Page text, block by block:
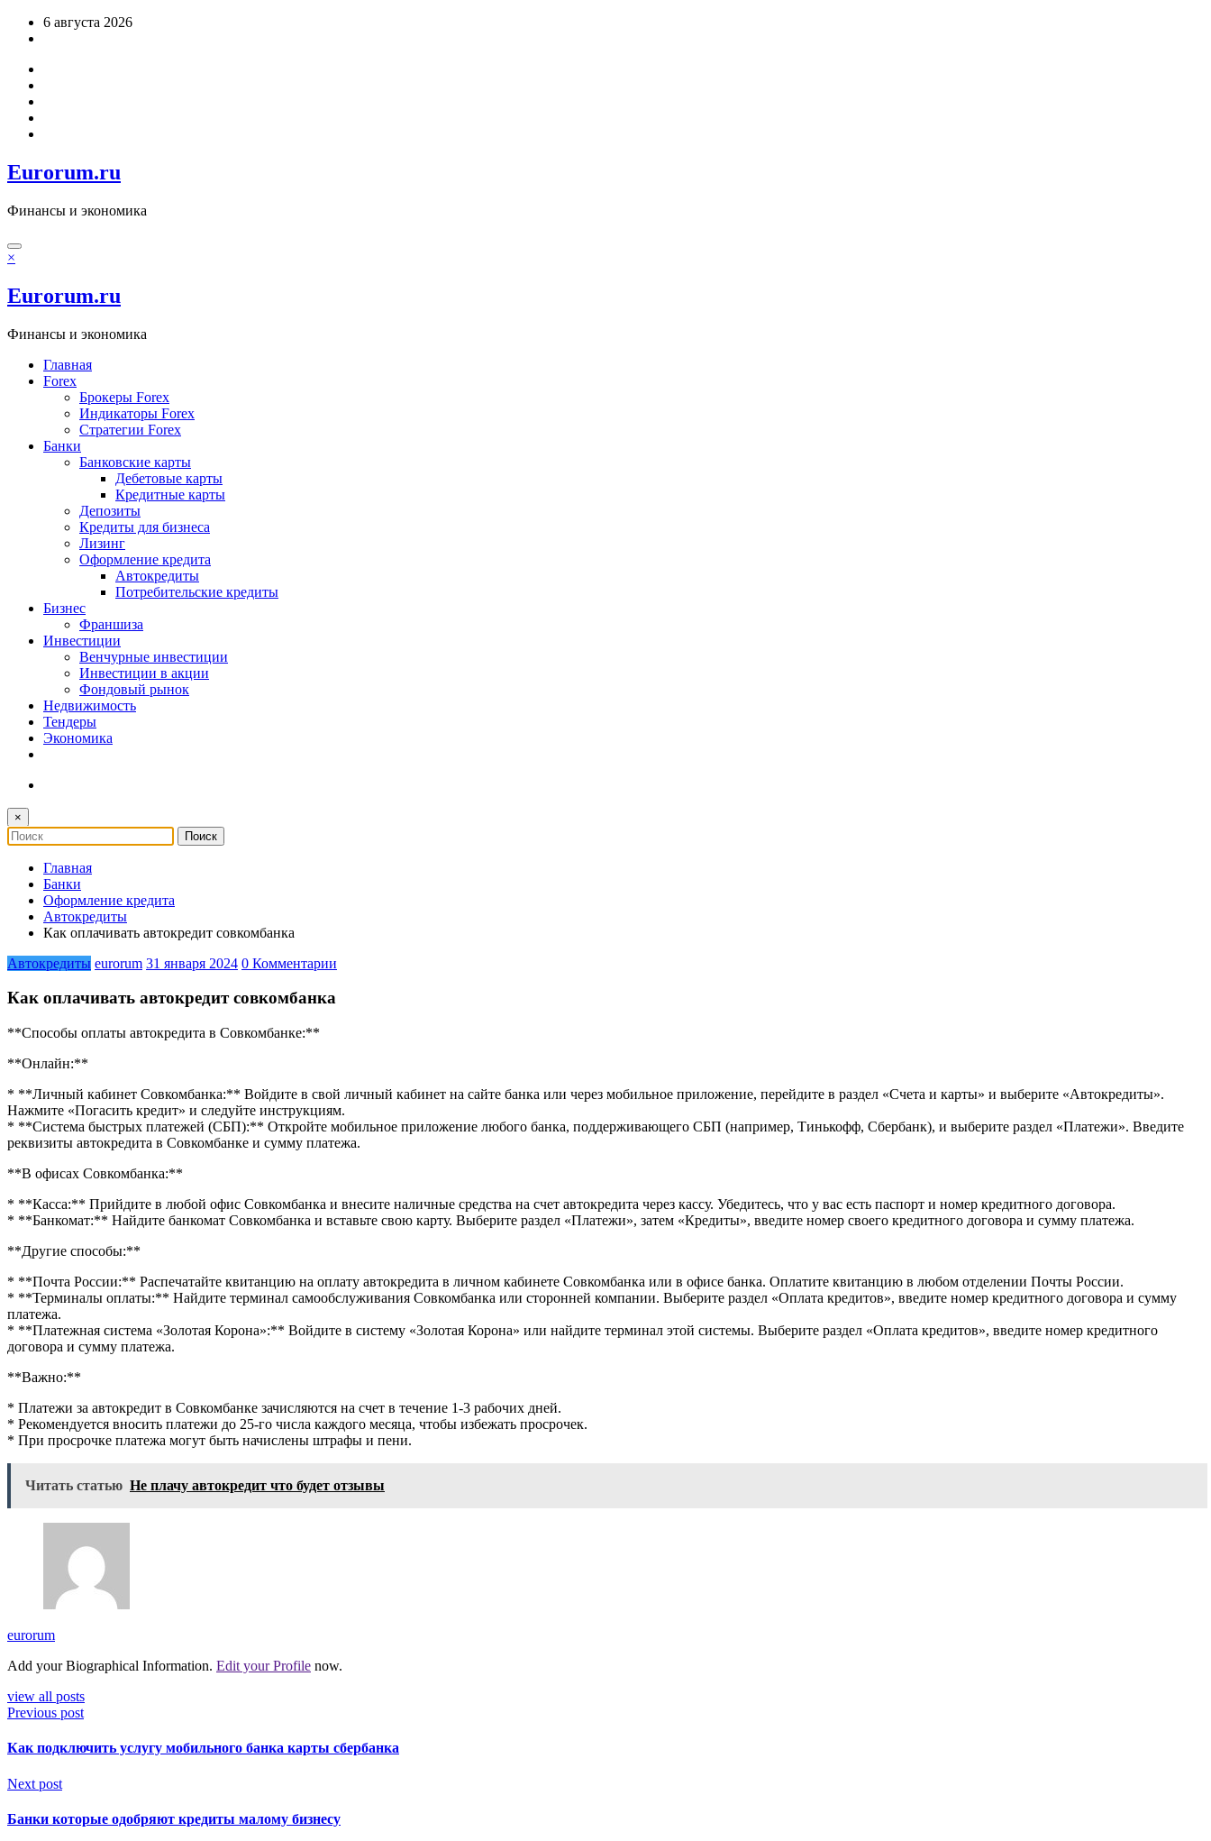
Перейти6 августа 2026
Eurorum.ru
Финансы и экономика
×
Eurorum.ru
Финансы и экономика
Главная
Forex
Брокеры Forex
Индикаторы Forex
Стратегии Forex
Банки
Банковские карты
Дебетовые карты
Кредитные карты
Депозиты
Кредиты для бизнеса
Лизинг
Оформление кредита
Автокредиты
Потребительские кредиты
Бизнес
Франшиза
Инвестиции
Венчурные инвестиции
Инвестиции в акции
Фондовый рынок
Недвижимость
Тендеры
Экономика
×
Главная
Банки
Оформление кредита
Автокредиты
Как оплачивать автокредит совкомбанка
Автокредиты eurorum 31 января 2024 0 Комментарии
Как оплачивать автокредит совкомбанка
**Способы оплаты автокредита в Совкомбанке:**
**Онлайн:**
* **Личный кабинет Совкомбанка:** Войдите в свой личный кабинет на сайте банка или через мобильное приложение, перейдите в раздел «Счета и карты» и выберите «Автокредиты».
Нажмите «Погасить кредит» и следуйте инструкциям.
* **Система быстрых платежей (СБП):** Откройте мобильное приложение любого банка, поддерживающего СБП (например, Тинькофф, Сбербанк), и выберите раздел «Платежи». Введите
реквизиты автокредита в Совкомбанке и сумму платежа.
**В офисах Совкомбанка:**
* **Касса:** Прийдите в любой офис Совкомбанка и внесите наличные средства на счет автокредита через кассу. Убедитесь, что у вас есть паспорт и номер кредитного договора.
* **Банкомат:** Найдите банкомат Совкомбанка и вставьте свою карту. Выберите раздел «Платежи», затем «Кредиты», введите номер своего кредитного договора и сумму платежа.
**Другие способы:**
* **Почта России:** Распечатайте квитанцию на оплату автокредита в личном кабинете Совкомбанка или в офисе банка. Оплатите квитанцию в любом отделении Почты России.
* **Терминалы оплаты:** Найдите терминал самообслуживания Совкомбанка или сторонней компании. Выберите раздел «Оплата кредитов», введите номер кредитного договора и сумму
платежа.
* **Платежная система «Золотая Корона»:** Войдите в систему «Золотая Корона» или найдите терминал этой системы. Выберите раздел «Оплата кредитов», введите номер кредитного
договора и сумму платежа.
**Важно:**
* Платежи за автокредит в Совкомбанке зачисляются на счет в течение 1-3 рабочих дней.
* Рекомендуется вносить платежи до 25-го числа каждого месяца, чтобы избежать просрочек.
* При просрочке платежа могут быть начислены штрафы и пени.
Читать статью Не плачу автокредит что будет отзывы
eurorum
Add your Biographical Information. Edit your Profile now.
view all posts
Previous post
Как подключить услугу мобильного банка карты сбербанка
Next post
Банки которые одобряют кредиты малому бизнесу